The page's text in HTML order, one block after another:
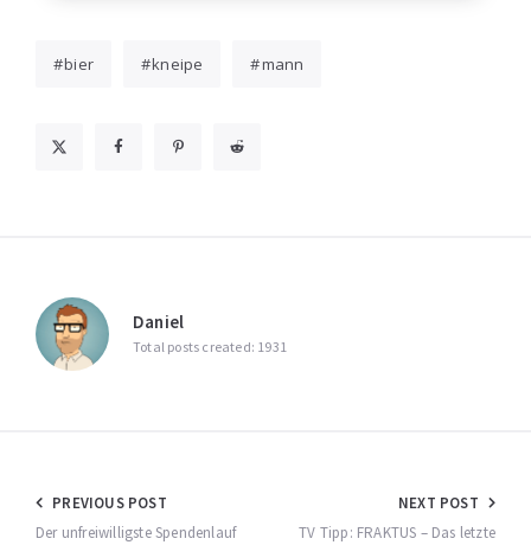
bier kneipe mann
Daniel
Total posts created: 1931
Beitragsnavigation
PREVIOUS POST
Der unfreiwilligste Spendenlauf
NEXT POST
TV Tipp: FRAKTUS – Das letzte